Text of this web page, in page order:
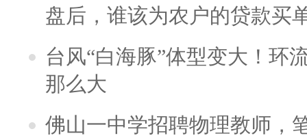
盘后，谁该为农户的贷款买
台风“白海豚”体型变大！环
那么大
佛山一中学招聘物理教师，